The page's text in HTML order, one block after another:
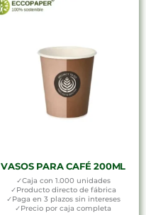
VASOS PARA CAFÉ 200ML
✓Caja con 1.000 unidades
✓Producto directo de fábrica
✓Paga en 3 plazos sin intereses
✓Precio por caja completa